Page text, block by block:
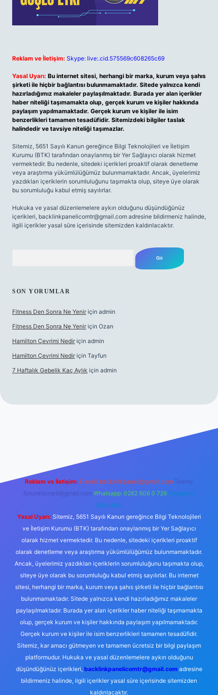
Reklam ve İletişim: Skype: live:.cid.575569c608265c69
Yasal Uyarı: Bu internet sitesi, herhangi bir marka, kurum veya şahıs
şirketi ile hiçbir bağlantısı bulunmamaktadır. Sitede yalnızca kendi
hazırladığımız makaleler paylaşılmaktadır. Burada yer alan içerikler
haber niteliği taşımamakta olup, gerçek kurum ve kişiler hakkında
paylaşım yapılmamaktadır. Gerçek kurum ve kişiler ile isim
benzerlikleri tamamen tesadüfidir. Sitemizdeki bilgiler taslak
halindedir ve tavsiye niteliği taşımazlar.
Sitemiz, 5651 Sayılı Kanun gereğince Bilgi Teknolojileri ve İletişim
Kurumu (BTK) tarafından onaylanmış bir Yer Sağlayıcı olarak hizmet
vermektedir. Bu nedenle, sitedeki içerikleri proaktif olarak denetleme
veya araştırma yükümlülüğümüz bulunmamaktadır. Ancak, üyelerimiz
yazdıkları içeriklerin sorumluluğunu taşımakta olup, siteye üye olarak
bu sorumluluğu kabul etmiş sayılırlar.
Hukuka ve yasal düzenlemelere aykırı olduğunu düşündüğünüz
içerikleri, backlinkpanelicomtr@gmail.com adresine bildirmeniz halinde,
ilgili içerikler yasal süre içerisinde sitemizden kaldırılacaktır.
SON YORUMLAR
Fitness Den Sonra Ne Yenir için admin
Fitness Den Sonra Ne Yenir için Ozan
Hamilton Çevrimi Nedir için admin
Hamilton Çevrimi Nedir için Tayfun
7 Haftalık Gebelik Kaç Aylık için admin
Reklam ve İletişim: E-mail: backlinkpaneli@gmail.com Teams:
forumhizmeti@gmail.com Whatsapp: 0262 606 0 726 Telegram:
@karabul
Yasal Uyarı: Sitemiz, 5651 Sayılı Kanun gereğince Bilgi Teknolojileri
ve İletişim Kurumu (BTK) tarafından onaylanmış bir Yer Sağlayıcı
olarak hizmet vermektedir. Bu nedenle, sitedeki içerikleri proaktif
olarak denetleme veya araştırma yükümlülüğümüz bulunmamaktadır.
Ancak, üyelerimiz yazdıkları içeriklerin sorumluluğunu taşımakta olup,
siteye üye olarak bu sorumluluğu kabul etmiş sayılırlar. Bu internet
sitesi, herhangi bir marka, kurum veya şahıs şirketi ile hiçbir bağlantısı
bulunmamaktadır. Sitede yalnızca kendi hazırladığımız makaleler
paylaşılmaktadır. Burada yer alan içerikler haber niteliği taşımamakta
olup, gerçek kurum ve kişiler hakkında paylaşım yapılmamaktadır.
Gerçek kurum ve kişiler ile isim benzerlikleri tamamen tesadüfidir.
Sitemiz, kar amacı gütmeyen ve tamamen ücretsiz bir bilgi paylaşım
platformudur. Hukuka ve yasal düzenlemelere aykırı olduğunu
düşündüğünüz içerikleri, backlinkpanelicomtr@gmail.comadresine
bildirmeniz halinde, ilgili içerikler yasal süre içerisinde sitemizden
kaldırılacaktır.